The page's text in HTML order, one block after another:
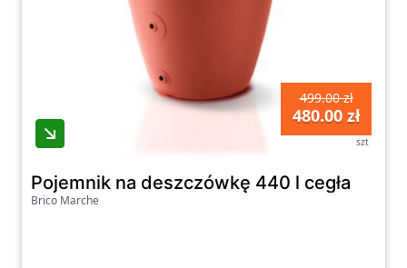
499.00 zł
480.00 zł
szt
Pojemnik na deszczówkę 440 l cegła
Brico Marche